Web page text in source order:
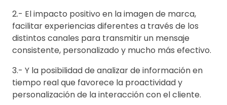
2.- El impacto positivo en la imagen de marca,
facilitar experiencias diferentes a través de los
distintos canales para transmitir un mensaje
consistente, personalizado y mucho más efectivo.
3.- Y la posibilidad de analizar de información en
tiempo real que favorece la proactividad y
personalización de la interacción con el cliente.